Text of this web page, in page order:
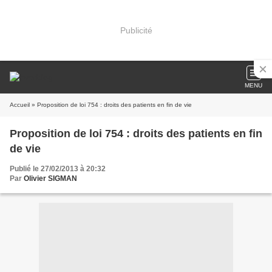
Publicité
MENU
Accueil » Proposition de loi 754 : droits des patients en fin de vie
Proposition de loi 754 : droits des patients en fin
de vie
Publié le 27/02/2013 à 20:32
Par Olivier SIGMAN